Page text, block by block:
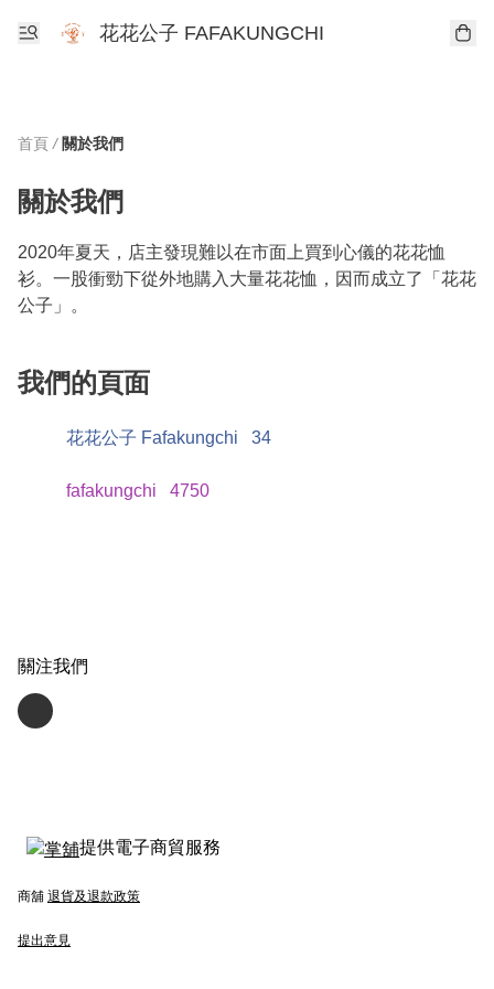
花花公子 FAFAKUNGCHI
首頁 / 關於我們
關於我們
2020年夏天，店主發現難以在市面上買到心儀的花花恤
衫。一股衝勁下從外地購入大量花花恤，因而成立了「花花
公子」。
我們的頁面
花花公子 Fafakungchi 34
fafakungchi 4750
關注我們
提供電子商貿服務
商舖 退貨及退款政策
提出意見